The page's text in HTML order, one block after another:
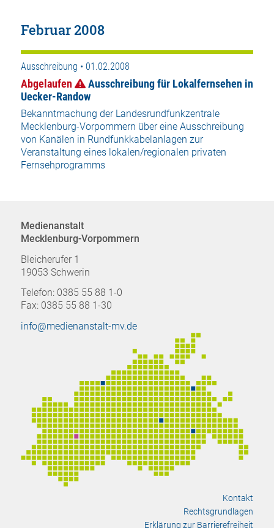
Februar 2008
Ausschreibung • 01.02.2008
Abgelaufen
Ausschreibung für Lokalfernsehen in
Uecker-Randow
Bekanntmachung der Landesrundfunkzentrale
Mecklenburg-Vorpommern über eine Ausschreibung
von Kanälen in Rundfunkkabelanlagen zur
Veranstaltung eines lokalen/regionalen privaten
Fernsehprogramms
Medienanstalt
Mecklenburg-Vorpommern
Bleicherufer 1
19053 Schwerin
Telefon: 0385 55 88 1-0
Fax: 0385 55 88 1-30
info@medienanstalt-mv.de
Kontakt
Rechtsgrundlagen
Erklärung zur Barrierefreiheit